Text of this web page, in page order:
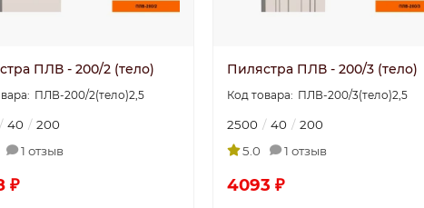
ПЛВ - 200/2 (тело)
ПЛВ-200/2(тело)2,5
40
200
1 отзыв
₽
Пилястра ПЛВ - 200/3 (тело)
ПЛВ-200/3(тело)2,5
2500 40
200
5.0
1 отзыв
4093 ₽